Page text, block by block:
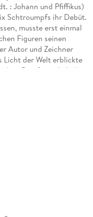
: Johann und Pfiffikus)
Schtroumpfs ihr Debüt.
musste erst einmal
Figuren seinen
Autor und Zeichner
Licht der Welt erblickte
Beruf, nämlich den
angestellt.
berühmte - Talente der
Morris, den Zeichner
den kleinen Pagen
Gaston sowie
Peyo in die